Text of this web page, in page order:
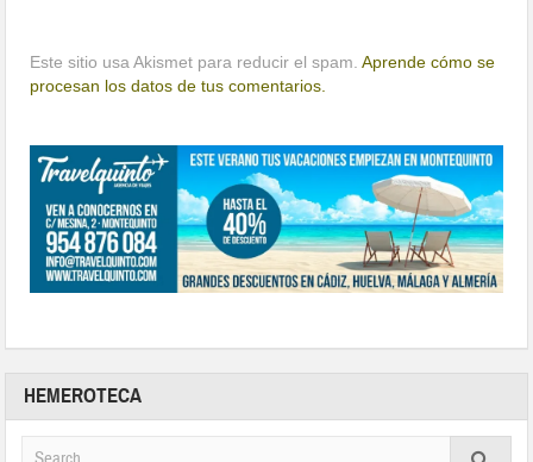
Este sitio usa Akismet para reducir el spam.Aprende cómo se
procesan los datos de tus comentarios.
HEMEROTECA